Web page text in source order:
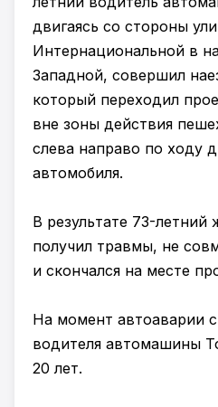
двигаясь со стороны
Интернациональной в
Западной, совершил
который переходил
вне зоны действия
слева направо по ходу
автомобиля.
В результате 73-летний
получил травмы, не
и скончался на месте
На момент автоаварии
водителя автомашины
20 лет.